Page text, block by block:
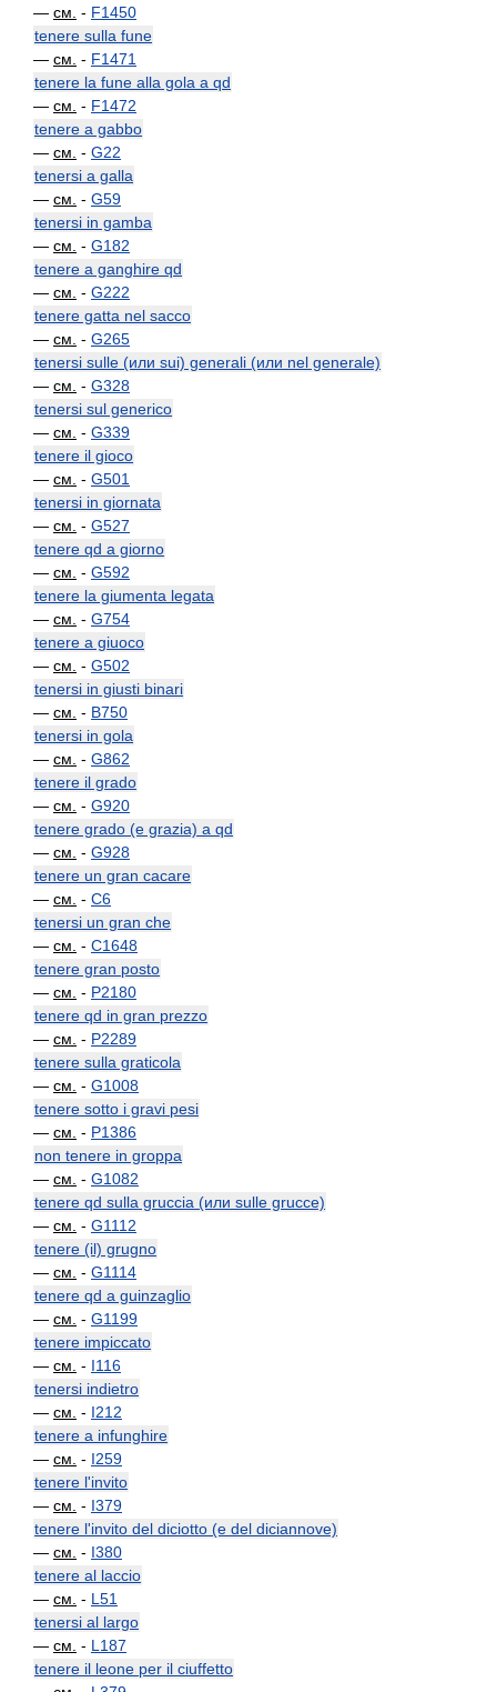
— см. - F1450
tenere sulla fune
— см. - F1471
tenere la fune alla gola a qd
— см. - F1472
tenere a gabbo
— см. - G22
tenersi a galla
— см. - G59
tenersi in gamba
— см. - G182
tenere a ganghire qd
— см. - G222
tenere gatta nel sacco
— см. - G265
tenersi sulle (или sui) generali (или nel generale)
— см. - G328
tenersi sul generico
— см. - G339
tenere il gioco
— см. - G501
tenersi in giornata
— см. - G527
tenere qd a giorno
— см. - G592
tenere la giumenta legata
— см. - G754
tenere a giuoco
— см. - G502
tenersi in giusti binari
— см. - B750
tenersi in gola
— см. - G862
tenere il grado
— см. - G920
tenere grado (e grazia) a qd
— см. - G928
tenere un gran cacare
— см. - C6
tenersi un gran che
— см. - C1648
tenere gran posto
— см. - P2180
tenere qd in gran prezzo
— см. - P2289
tenere sulla graticola
— см. - G1008
tenere sotto i gravi pesi
— см. - P1386
non tenere in groppa
— см. - G1082
tenere qd sulla gruccia (или sulle grucce)
— см. - G1112
tenere (il) grugno
— см. - G1114
tenere qd a guinzaglio
— см. - G1199
tenere impiccato
— см. - I116
tenersi indietro
— см. - I212
tenere a infunghire
— см. - I259
tenere l'invito
— см. - I379
tenere l'invito del diciotto (e del diciannove)
— см. - I380
tenere al laccio
— см. - L51
tenersi al largo
— см. - L187
tenere il leone per il ciuffetto